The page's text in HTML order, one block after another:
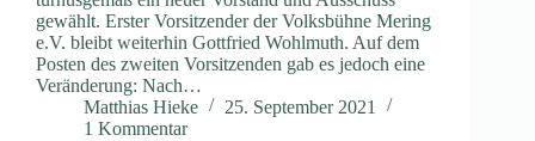
gewählt. Erster Vorsitzender der Volksbühne Mering
e.V. bleibt weiterhin Gottfried Wohlmuth. Auf dem
Posten des zweiten Vorsitzenden gab es jedoch eine
Veränderung: Nach…
Matthias Hieke
25. September 2021
1 Kommentar